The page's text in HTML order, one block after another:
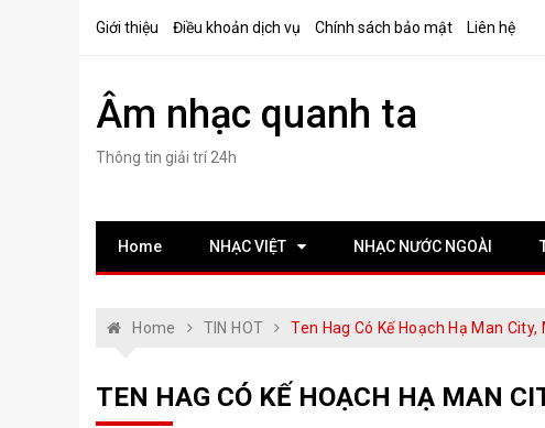
Giới thiệu Điều khoản dịch vụ Chính sách bảo mật Liên hệ
Âm nhạc quanh ta
Thông tin giải trí 24h
Home NHẠC VIỆT NHẠC NƯỚC NGOÀI
Home TIN HOT Ten Hag Có Kế Hoạch Hạ Man City,
TEN HAG CÓ KẾ HOẠCH HẠ MAN